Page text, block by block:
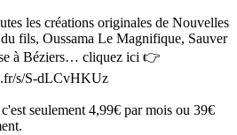
les créations originales de Nouvelles
fils, Oussama Le Magnifique, Sauver
à Béziers… cliquez ici 👉
s/S-dLCvHKUz
seulement 4,99€ par mois ou 39€